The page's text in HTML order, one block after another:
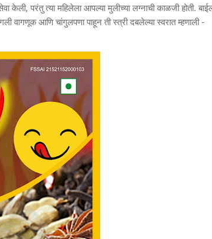
परंतु त्या महिलेला आपल्या मुलीच्या लग्नाची काळजी होती.
वागणूक आणि चांगुलपणा पाहून ती स्त्री दबलेल्या स्वरात म्हणाली -